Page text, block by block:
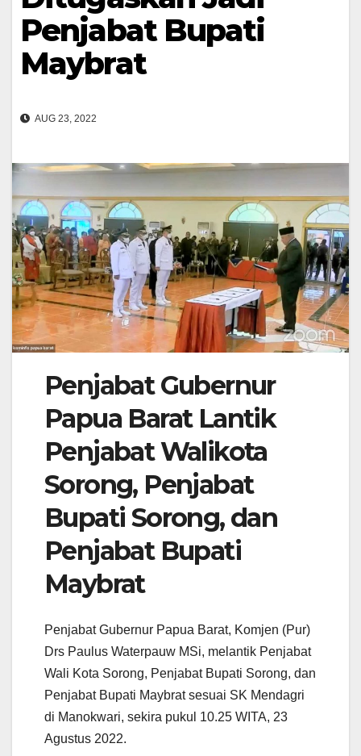
Penjabat Bupati
Maybrat
AUG 23, 2022
Penjabat Gubernur
Papua Barat Lantik
Penjabat Walikota
Sorong, Penjabat
Bupati Sorong, dan
Penjabat Bupati
Maybrat
Penjabat Gubernur Papua Barat, Komjen (Pur)
Drs Paulus Waterpauw MSi, melantik Penjabat
Wali Kota Sorong, Penjabat Bupati Sorong, dan
Penjabat Bupati Maybrat sesuai SK Mendagri
di Manokwari, sekira pukul 10.25 WITA, 23
Agustus 2022.